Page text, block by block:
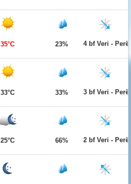
35°C 23% 4 bf Veri -
33°C 33% 3 bf Veri -
25°C 66% 2 bf Veri -